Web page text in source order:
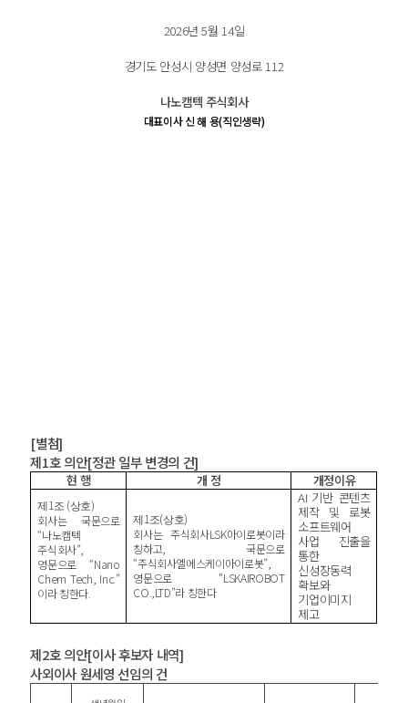
2026년5월 14일
경기도 안성시 양성면 양성로 112
나노캠텍 주식회사
대표이사 신 해 용(직인생략)
[별첨]
제1호 의안[정관 일부 변경의 건]
현 행 개 정 개정이유
제 1조 (상호)
회사는 국문으로
“나노캠텍
주식회사”,
영문으로 “Nano
Chem Tech, Inc.”
이라 칭한다
제 1조(상호)
회사는 주식회사LSK아이로봇이라
칭하고 ,국문으로
“주식회사엘에스케이아이로봇”,
영문으로 “LSKAIROBOT
CO.,LTD”라 칭한다
AI 기반 콘텐츠
제작 및 로봇
소프트웨어
사업 진출을
통한
신성장동력
확보와
기업이미지
제고
제2호 의안[이사 후보자 내역]
사외이사 원세영 선임의 건